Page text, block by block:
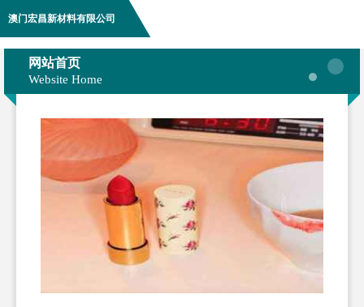
澳门宏昌新材料有限公司
网站首页
Website Home